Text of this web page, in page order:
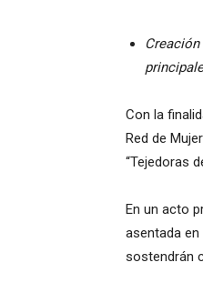
Con la
Red de
“Tejedoras
En un acto
asentada
sostendrán